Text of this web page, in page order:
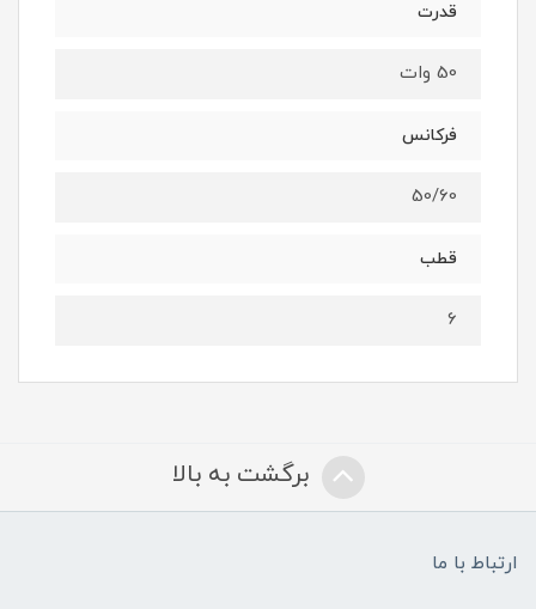
قدرت
50 وات
فرکانس
50/60
قطب
6
برگشت به بالا
ارتباط با ما